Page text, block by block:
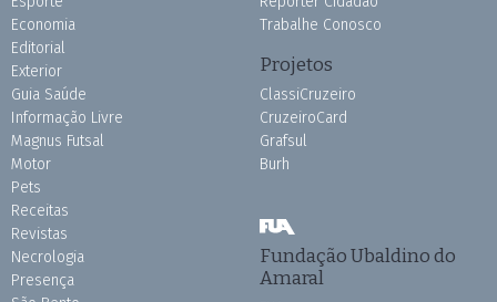
Economia
Editorial
Exterior
Guia Saúde
Informação Livre
Magnus Futsal
Motor
Pets
Receitas
Revistas
Necrologia
Presença
Trabalhe Conosco
Projetos
ClassiCruzeiro
CruzeiroCard
Grafsul
Burh
Fundação Ubaldino do
Amaral